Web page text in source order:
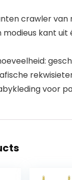
crawler
modieus kant
voor